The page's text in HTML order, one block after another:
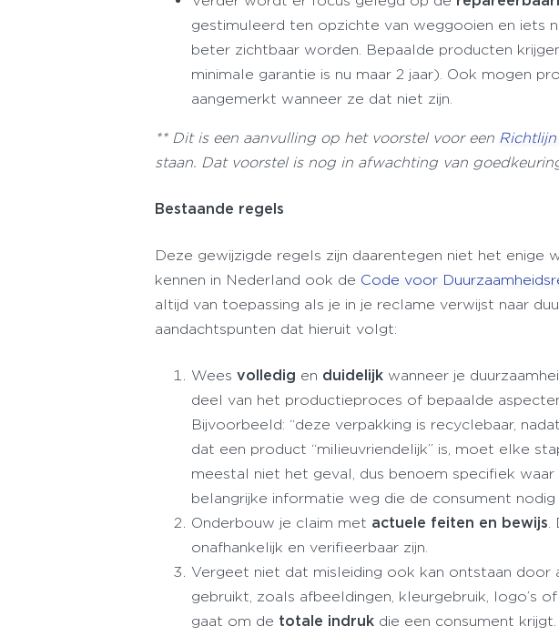
gestimuleerd ten opzichte van weggooien en iets
beter zichtbaar worden. Bepaalde producten
minimale garantie is nu maar 2 jaar). Ook mogen
aangemerkt wanneer ze dat niet zijn.
** Dit is een aanvulling op het voorstel voor een
staan. Dat voorstel is nog in afwachting van
Bestaande regels
Deze gewijzigde regels zijn daarentegen niet het enige
kennen in Nederland ook de Code voor
altijd van toepassing als je in je reclame verwijst naar
aandachtspunten dat hieruit volgt:
Weesvolledig en duidelijk wanneer je
deel van het productieproces of bepaalde
Bijvoorbeeld: “deze verpakking is recyclebaar,
dat een product “milieuvriendelijk” is, moet elke
meestal niet het geval, dus benoem specifiek
belangrijke informatie weg die de consument
Onderbouw je claim met actuele feiten en bewijs.
onafhankelijk en verifieerbaar zijn.
Vergeet niet dat misleiding ook kan ontstaan door
gebruikt, zoals afbeeldingen, kleurgebruik, logo’s
gaat om de totale indruk die een consument